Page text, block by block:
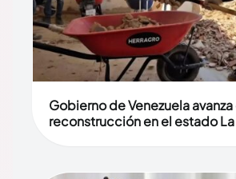
Gobierno de Venezuela
reconstrucción en el estado La